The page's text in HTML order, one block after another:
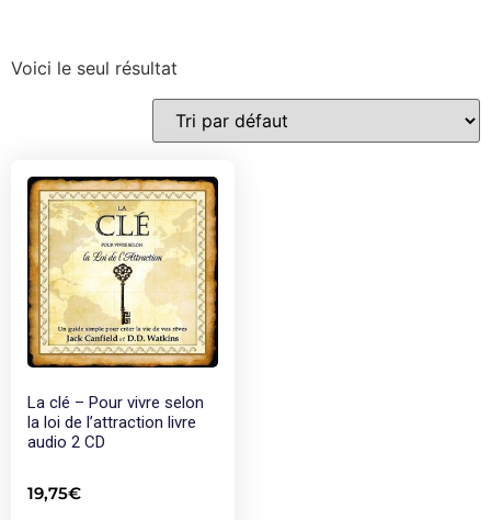
Voici le seul résultat
La clé – Pour vivre selon
la loi de l’attraction livre
audio 2 CD
19,75€